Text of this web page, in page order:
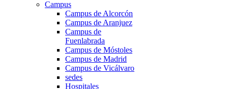
Campus
Campus de Alcorcón
Campus de Aranjuez
Campus de
Fuenlabrada
Campus de Móstoles
Campus de Madrid
Campus de Vicálvaro
sedes
Hospitales